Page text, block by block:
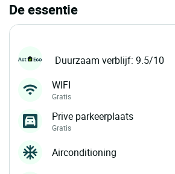
De essentie
Duurzaam verblijf: 9.5/10
WIFI
Gratis
Prive parkeerplaats
Gratis
Airconditioning